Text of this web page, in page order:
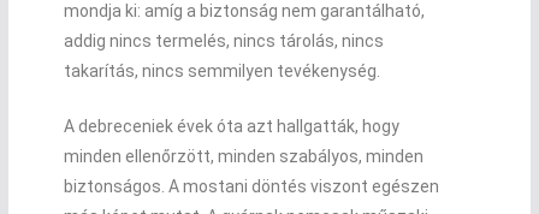
mondja ki: amíg a biztonság nem garantálható,
addig nincs termelés, nincs tárolás, nincs
takarítás, nincs semmilyen tevékenység.
A debreceniek évek óta azt hallgatták, hogy
minden ellenőrzött, minden szabályos, minden
biztonságos. A mostani döntés viszont egészen